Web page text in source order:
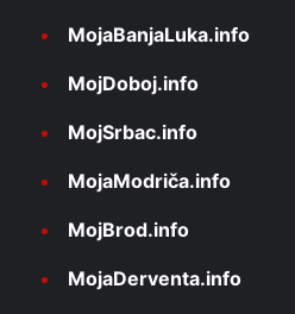
MojaBanjaLuka.info
MojDoboj.info
MojSrbac.info
MojaModriča.info
MojBrod.info
MojaDerventa.info